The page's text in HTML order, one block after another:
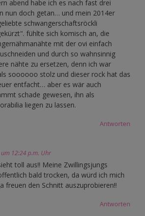
abend habe ich es nach fast drei
nun doch getan… und mein 2014er
schwangerschaftsröckli
fühlte sich komisch an, die
mit der ovi einfach
und durch so wahnsinnig
nähte zu ersetzen, denn ich war
soooooo stolz und dieser rock hat das
entfacht… aber es wär auch
schade gewesen, ihn als
liegen zu lassen.
Antworten
um 12:24 p.m. Uhr
toll aus!! Meine Zwillingsjungs
bald trocken, da würd ich mich
freuen den Schnitt auszuprobieren!!
Antworten